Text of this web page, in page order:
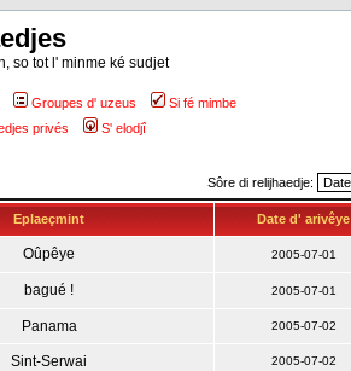
so tot l' minme ké sudjet
Groupes d' uzeus
Si fé mimbe
privés S' elodjî
Sôre di relijhaedje:
Eplaeçmint Date d' arivêye
Oûpêye 2005-07-01
bagué ! 2005-07-01
Panama 2005-07-02
Sint-Serwai 2005-07-02